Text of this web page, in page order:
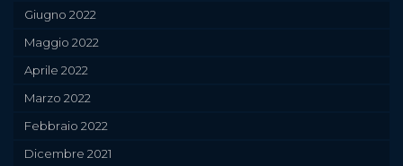
Giugno 2022
Maggio 2022
Aprile 2022
Marzo 2022
Febbraio 2022
Dicembre 2021